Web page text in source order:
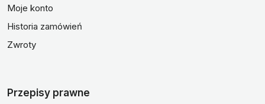
Moje konto
Historia zamówień
Zwroty
Przepisy prawne